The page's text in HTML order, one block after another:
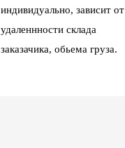
индивидуально, зависит от
удаленнности склада
заказачика, обьема груза.